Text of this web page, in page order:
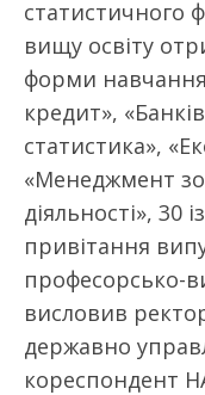
статистичного
вищу освіту
форми навчання
кредит»,
статистика»,
«Менеджмент
діяльності», 30
привітання
професорсько-
висловив
державно
кореспондент